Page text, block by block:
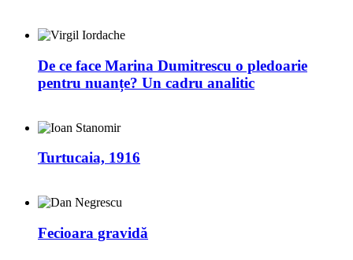
De ce face Marina Dumitrescu o pledoarie
pentru nuanțe? Un cadru analitic
Turtucaia, 1916
Fecioara gravidă